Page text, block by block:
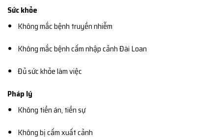
Sức khỏe
Không mắc bệnh truyền nhiễm
Không mắc bệnh cấm nhập cảnh Đài Loan
Đủ sức khỏe làm việc
Pháp lý
Không tiền án, tiền sự
Không bị cấm xuất cảnh